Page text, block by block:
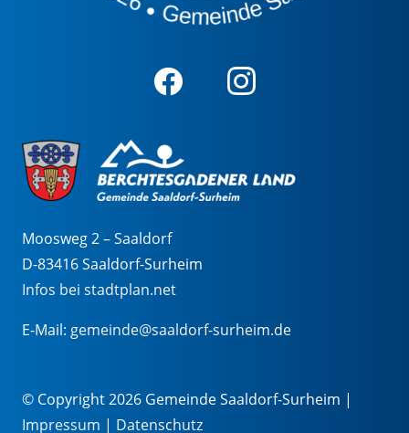
Moosweg 2 – Saaldorf
D-83416 Saaldorf-Surheim
Infos bei stadtplan.net
E-Mail: gemeinde@saaldorf-surheim.de
© Copyright 2026 Gemeinde Saaldorf-Surheim |
Impressum | Datenschutz